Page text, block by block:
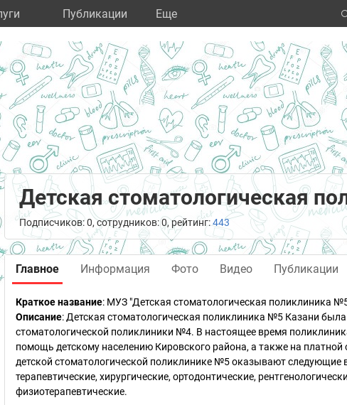
Публикации Eще
Детская стоматологическая
Подписчиков: 0, сотрудников: 0, рейтинг:443
Главное Информация Фото Видео Публикации
Краткое название: МУЗ "Детская стоматологическая поликлиника
Описание: Детская стоматологическая поликлиника №5 Казани была
стоматологической поликлиники №4. В настоящее время
помощь детскому населению Кировского района, а также на
детской стоматологической поликлинике №5 оказывают следующие
терапевтические, хирургические, ортодонтические,
физиотерапевтические.